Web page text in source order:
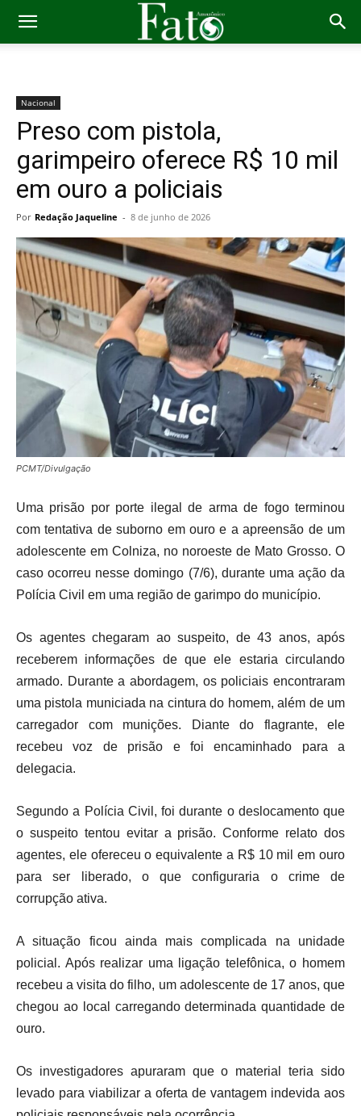
Nacional
Preso com pistola,
garimpeiro oferece R$ 10 mil
em ouro a policiais
Por Redação Jaqueline - 8 de junho de 2026
PCMT/Divulgação
Uma prisão por porte ilegal de arma de fogo terminou
com tentativa de suborno em ouro e a apreensão de um
adolescente em Colniza, no noroeste de Mato Grosso. O
caso ocorreu nesse domingo (7/6), durante uma ação da
Polícia Civil em uma região de garimpo do município.
Os agentes chegaram ao suspeito, de 43 anos, após
receberem informações de que ele estaria circulando
armado. Durante a abordagem, os policiais encontraram
uma pistola municiada na cintura do homem, além de um
carregador com munições. Diante do flagrante, ele
recebeu voz de prisão e foi encaminhado para a
delegacia.
Segundo a Polícia Civil, foi durante o deslocamento que
o suspeito tentou evitar a prisão. Conforme relato dos
agentes, ele ofereceu o equivalente a R$ 10 mil em ouro
para ser liberado, o que configuraria o crime de
corrupção ativa.
A situação ficou ainda mais complicada na unidade
policial. Após realizar uma ligação telefônica, o homem
recebeu a visita do filho, um adolescente de 17 anos, que
chegou ao local carregando determinada quantidade de
ouro.
Os investigadores apuraram que o material teria sido
levado para viabilizar a oferta de vantagem indevida aos